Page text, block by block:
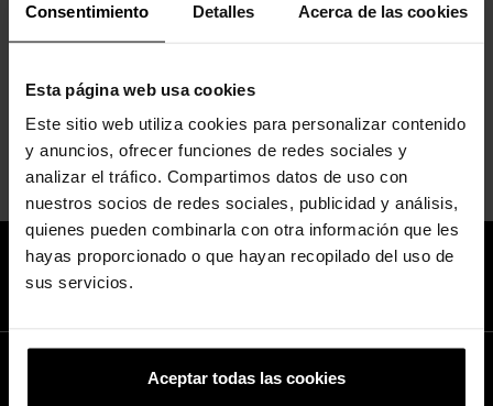
Consentimiento Detalles Acerca de las cookies
Esta página web usa cookies
Este sitio web utiliza cookies para personalizar contenido
y anuncios, ofrecer funciones de redes sociales y
analizar el tráfico. Compartimos datos de uso con
nuestros socios de redes sociales, publicidad y análisis,
quienes pueden combinarla con otra información que les
hayas proporcionado o que hayan recopilado del uso de
sus servicios.
Aceptar todas las cookies
Voltar ao topo 
Junte-se ao Crocs™ Club e aproveite 10% de desconto na sua
próxima compra.